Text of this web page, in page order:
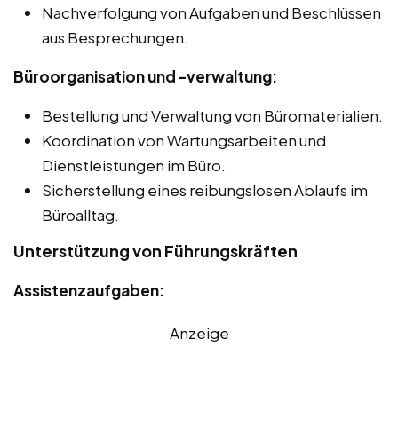
Nachverfolgung von Aufgaben und Beschlüssen
aus Besprechungen.
Büroorganisation und -verwaltung:
Bestellung und Verwaltung von Büromaterialien.
Koordination von Wartungsarbeiten und
Dienstleistungen im Büro.
Sicherstellung eines reibungslosen Ablaufs im
Büroalltag.
Unterstützung von Führungskräften
Assistenzaufgaben:
Anzeige